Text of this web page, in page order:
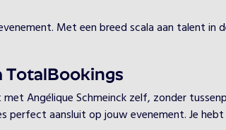
Met een breed scala aan talent in
TotalBookings
Angélique Schmeinck zelf, zonder
perfect aansluit op jouw evenement. Je